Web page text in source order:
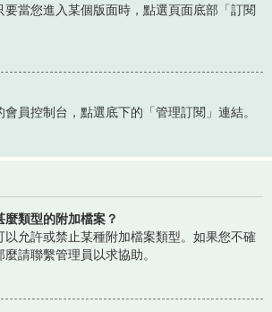
當您進入某個版面時，點選頁面底部「訂閱
員控制台，點選底下的「管理訂閱」連結。
類型的附加檔案？
以允許或禁止某種附加檔案類型。如果您不確
請聯繫管理員以求協助。